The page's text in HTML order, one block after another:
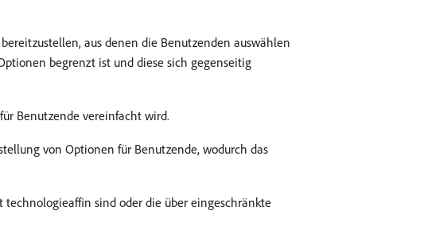
aus denen die Benutzenden auswählen
begrenzt ist und diese sich gegenseitig
Benutzende vereinfacht wird.
von Optionen für Benutzende, wodurch das
sind oder die über eingeschränkte